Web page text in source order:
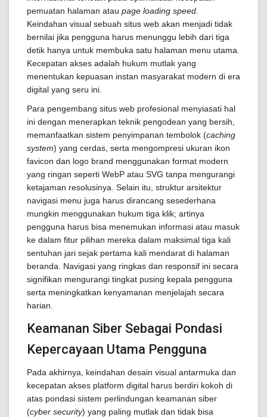
pemuatan halaman atau page loading speed
Keindahan visual sebuah situs web akan menjadi tidak
bernilai jika pengguna harus menunggu lebih dari tiga
detik hanya untuk membuka satu halaman menu utama.
Kecepatan akses adalah hukum mutlak yang
menentukan kepuasan instan masyarakat modern di era
digital yang seru ini.
Para pengembang situs web profesional menyiasati hal
ini dengan menerapkan teknik pengodean yang bersih,
memanfaatkan sistem penyimpanan tembolok (caching
system) yang cerdas, serta mengompresi ukuran ikon
favicon dan logo brand menggunakan format modern
yang ringan seperti WebP atau SVG tanpa mengurangi
ketajaman resolusinya. Selain itu, struktur arsitektur
navigasi menu juga harus dirancang sesederhana
mungkin menggunakan hukum tiga klik; artinya
pengguna harus bisa menemukan informasi atau masuk
ke dalam fitur pilihan mereka dalam maksimal tiga kali
sentuhan jari sejak pertama kali mendarat di halaman
beranda. Navigasi yang ringkas dan responsif ini secara
signifikan mengurangi tingkat pusing kepala pengguna
serta meningkatkan kenyamanan menjelajah secara
harian.
Keamanan Siber Sebagai Pondasi
Kepercayaan Utama Pengguna
Pada akhirnya, keindahan desain visual antarmuka dan
kecepatan akses platform digital harus berdiri kokoh di
atas pondasi sistem perlindungan keamanan siber
(cyber security) yang paling mutlak dan tidak bisa